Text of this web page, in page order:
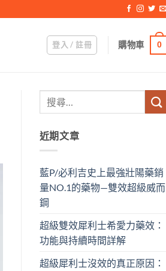
登入 / 註冊 購物車 0
近期文章
藍P/必利吉史上最強壯陽藥銷
量NO.1的藥物—雙效超級威而
鋼
超級雙效犀利士希愛力藥效：
功能與持續時間詳解
超級犀利士沒效的真正原因：